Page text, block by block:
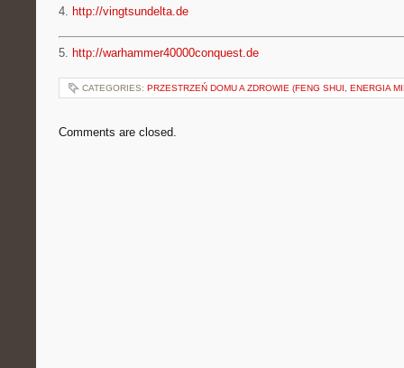
4. http://vingtsundelta.de
5. http://warhammer40000conquest.de
CATEGORIES: PRZESTRZEŃ DOMU A ZDROWIE (FENG SHUI, ENERGIA
Comments are closed.